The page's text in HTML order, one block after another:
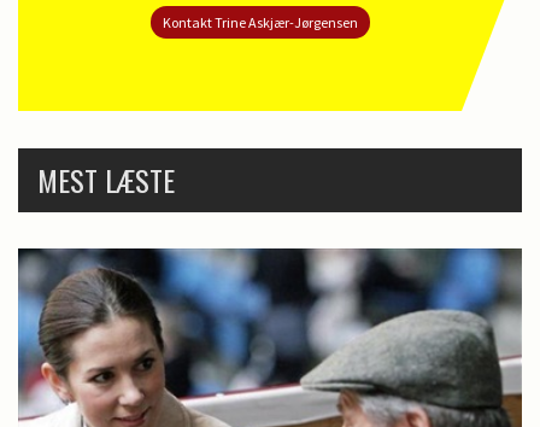
Kontakt Trine Askjær-Jørgensen
MEST LÆSTE